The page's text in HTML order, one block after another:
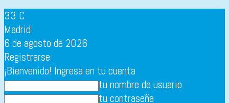
33 C
Madrid
6 de agosto de 2026
Registrarse
¡Bienvenido! Ingresa en tu cuenta
tu nombre de usuario
tu contraseña